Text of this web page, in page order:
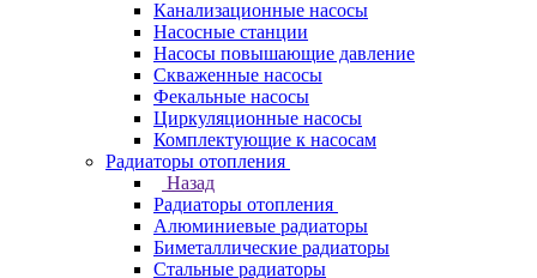
Канализационные насосы
Насосные станции
Насосы повышающие давление
Скваженные насосы
Фекальные насосы
Циркуляционные насосы
Комплектующие к насосам
Радиаторы отопления
Назад
Радиаторы отопления
Алюминиевые радиаторы
Биметаллические радиаторы
Стальные радиаторы